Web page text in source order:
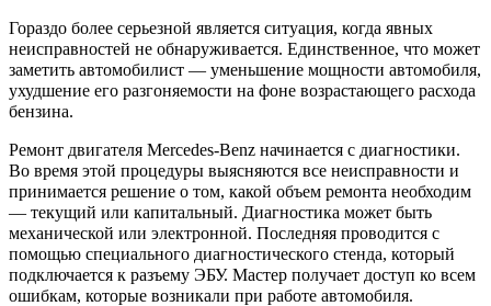
Гораздо более серьезной является ситуация, когда явных
неисправностей не обнаруживается. Единственное, что может
заметить автомобилист — уменьшение мощности автомобиля,
ухудшение его разгоняемости на фоне возрастающего расхода
бензина.
Ремонт двигателя Mercedes-Benz начинается с диагностики.
Во время этой процедуры выясняются все неисправности и
принимается решение о том, какой объем ремонта необходим
— текущий или капитальный. Диагностика может быть
механической или электронной. Последняя проводится с
помощью специального диагностического стенда, который
подключается к разъему ЭБУ. Мастер получает доступ ко всем
ошибкам, которые возникали при работе автомобиля.